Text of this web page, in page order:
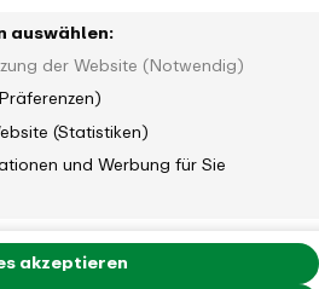
auswählen:
der Website (Notwendig)
(Statistiken)
und Werbung für Sie
akzeptieren